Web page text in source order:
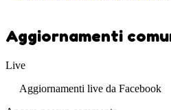
Aggiornamenti
Live
Aggiornamenti live da Facebook